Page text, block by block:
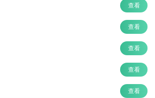
查看
查看
查看
查看
查看